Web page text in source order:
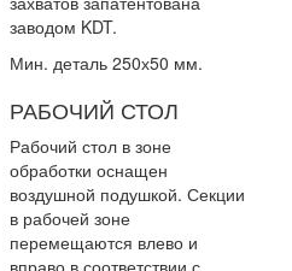
заводом KDT.
Мин. деталь 250х50 мм.
РАБОЧИЙ СТОЛ
Рабочий стол в зоне
обработки оснащен
воздушной подушкой. Секции
в рабочей зоне
перемещаются влево и
вправо в соответствии с